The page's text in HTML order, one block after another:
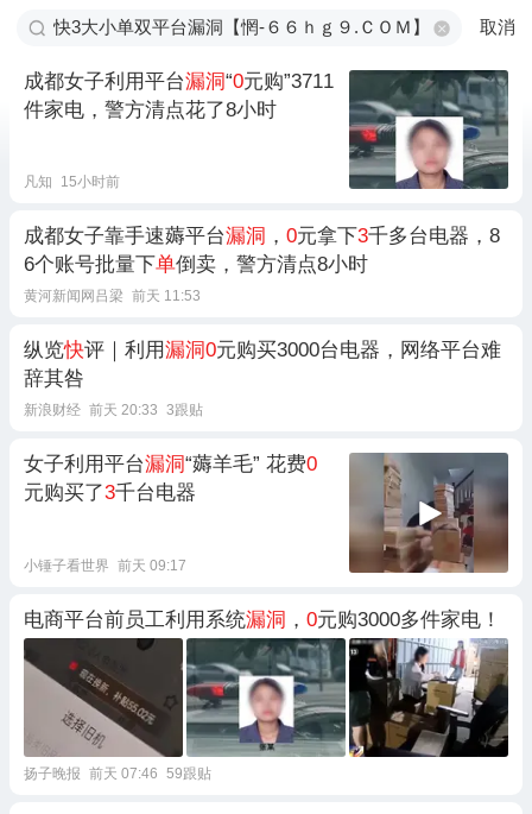
取消
成都女子利用平台漏洞“0元购”3711
件家电，警方清点花了8小时
凡知 15小时前
成都女子靠手速薅平台漏洞 ， 0元拿下3千多台电器，8
6个账号批量下单倒卖，警方清点8小时
黄河新闻网吕梁 前天 11:53
纵览快评｜利用漏洞0元购买3000台电器，网络平台难
辞其咎
新浪财经 前天 20:33 3跟贴
女子利用平台漏洞“薅羊毛” 花费0
元购买了3千台电器
小锤子看世界 前天 09:17
电商平台前员工利用系统漏洞 ， 0元购3000多件家电！
扬子晚报 前天 07:46 59跟贴